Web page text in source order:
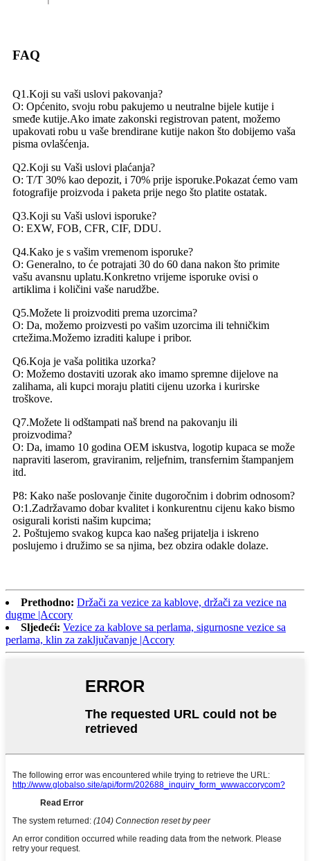
FAQ
Q1.Koji su vaši uslovi pakovanja?
O: Općenito, svoju robu pakujemo u neutralne bijele kutije i
smeđe kutije.Ako imate zakonski registrovan patent, možemo
upakovati robu u vaše brendirane kutije nakon što dobijemo vaša
pisma ovlašćenja.
Q2.Koji su Vaši uslovi plaćanja?
O: T/T 30% kao depozit, i 70% prije isporuke.Pokazat ćemo vam
fotografije proizvoda i paketa prije nego što platite ostatak.
Q3.Koji su Vaši uslovi isporuke?
O: EXW, FOB, CFR, CIF, DDU.
Q4.Kako je s vašim vremenom isporuke?
O: Generalno, to će potrajati 30 do 60 dana nakon što primite
vašu avansnu uplatu.Konkretno vrijeme isporuke ovisi o
artiklima i količini vaše narudžbe.
Q5.Možete li proizvoditi prema uzorcima?
O: Da, možemo proizvesti po vašim uzorcima ili tehničkim
crtežima.Možemo izraditi kalupe i pribor.
Q6.Koja je vaša politika uzorka?
O: Možemo dostaviti uzorak ako imamo spremne dijelove na
zalihama, ali kupci moraju platiti cijenu uzorka i kurirske
troškove.
Q7.Možete li odštampati naš brend na pakovanju ili
proizvodima?
O: Da, imamo 10 godina OEM iskustva, logotip kupaca se može
napraviti laserom, graviranim, reljefnim, transfernim štampanjem
itd.
P8: Kako naše poslovanje činite dugoročnim i dobrim odnosom?
O:1.Zadržavamo dobar kvalitet i konkurentnu cijenu kako bismo
osigurali koristi našim kupcima;
2. Poštujemo svakog kupca kao našeg prijatelja i iskreno
poslujemo i družimo se sa njima, bez obzira odakle dolaze.
Prethodno: Držači za vezice za kablove, držači za vezice na
dugme |Accory
Sljedeći: Vezice za kablove sa perlama, sigurnosne vezice sa
perlama, klin za zaključavanje |Accory